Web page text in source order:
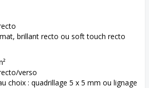
brillant recto ou soft touch recto
verso
choix : quadrillage 5 x 5 mm ou lignage